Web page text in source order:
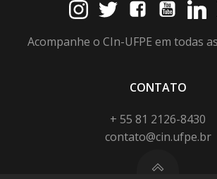
Acompanhe o CIn-UFPE em todas
CONTATO
+ 55 81 2126-8430
contato@cin.ufpe.br